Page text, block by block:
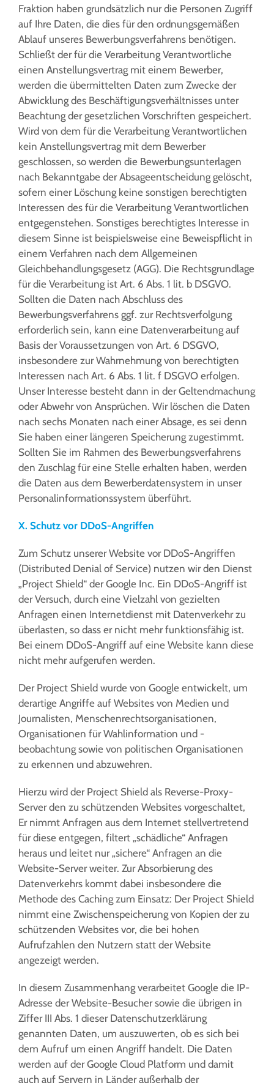
Fraktion haben grundsätzlich nur die Personen Zugriff
auf Ihre Daten, die dies für den ordnungsgemäßen
Ablauf unseres Bewerbungsverfahrens benötigen.
Schließt der für die Verarbeitung Verantwortliche
einen Anstellungsvertrag mit einem Bewerber,
werden die übermittelten Daten zum Zwecke der
Abwicklung des Beschäftigungsverhältnisses unter
Beachtung der gesetzlichen Vorschriften gespeichert.
Wird von dem für die Verarbeitung Verantwortlichen
kein Anstellungsvertrag mit dem Bewerber
geschlossen, so werden die Bewerbungsunterlagen
nach Bekanntgabe der Absageentscheidung gelöscht,
sofern einer Löschung keine sonstigen berechtigten
Interessen des für die Verarbeitung Verantwortlichen
entgegenstehen. Sonstiges berechtigtes Interesse in
diesem Sinne ist beispielsweise eine Beweispflicht in
einem Verfahren nach dem Allgemeinen
Gleichbehandlungsgesetz (AGG). Die Rechtsgrundlage
für die Verarbeitung ist Art. 6 Abs. 1 lit. b DSGVO.
Sollten die Daten nach Abschluss des
Bewerbungsverfahrens ggf. zur Rechtsverfolgung
erforderlich sein, kann eine Datenverarbeitung auf
Basis der Voraussetzungen von Art. 6 DSGVO,
insbesondere zur Wahrnehmung von berechtigten
Interessen nach Art. 6 Abs. 1 lit. f DSGVO erfolgen.
Unser Interesse besteht dann in der Geltendmachung
oder Abwehr von Ansprüchen. Wir löschen die Daten
nach sechs Monaten nach einer Absage, es sei denn
Sie haben einer längeren Speicherung zugestimmt.
Sollten Sie im Rahmen des Bewerbungsverfahrens
den Zuschlag für eine Stelle erhalten haben, werden
die Daten aus dem Bewerberdatensystem in unser
Personalinformationssystem überführt.
X. Schutz vor DDoS-Angriffen
Zum Schutz unserer Website vor DDoS-Angriffen
(Distributed Denial of Service) nutzen wir den Dienst
„Project Shield“ der Google Inc. Ein DDoS-Angriff ist
der Versuch, durch eine Vielzahl von gezielten
Anfragen einen Internetdienst mit Datenverkehr zu
überlasten, so dass er nicht mehr funktionsfähig ist.
Bei einem DDoS-Angriff auf eine Website kann diese
nicht mehr aufgerufen werden.
Der Project Shield wurde von Google entwickelt, um
derartige Angriffe auf Websites von Medien und
Journalisten, Menschenrechtsorganisationen,
Organisationen für Wahlinformation und -
beobachtung sowie von politischen Organisationen
zu erkennen und abzuwehren.
Hierzu wird der Project Shield als Reverse-Proxy-
Server den zu schützenden Websites vorgeschaltet,
Er nimmt Anfragen aus dem Internet stellvertretend
für diese entgegen, filtert „schädliche“ Anfragen
heraus und leitet nur „sichere“ Anfragen an die
Website-Server weiter. Zur Absorbierung des
Datenverkehrs kommt dabei insbesondere die
Methode des Caching zum Einsatz: Der Project Shield
nimmt eine Zwischenspeicherung von Kopien der zu
schützenden Websites vor, die bei hohen
Aufrufzahlen den Nutzern statt der Website
angezeigt werden.
In diesem Zusammenhang verarbeitet Google die IP-
Adresse der Website-Besucher sowie die übrigen in
Ziffer III Abs. 1 dieser Datenschutzerklärung
genannten Daten, um auszuwerten, ob es sich bei
dem Aufruf um einen Angriff handelt. Die Daten
werden auf der Google Cloud Platform und damit
auch auf Servern in Länder außerhalb der